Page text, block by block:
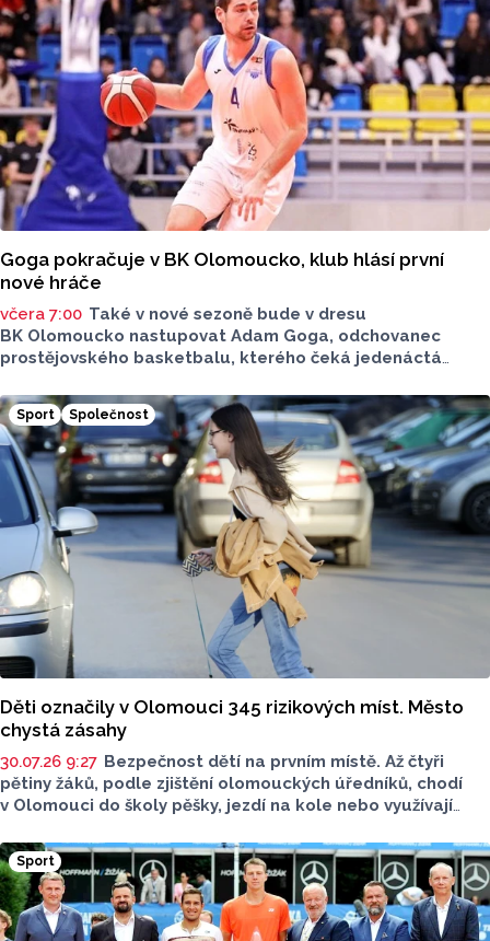
Goga pokračuje v BK Olomoucko, klub hlásí první
nové hráče
včera 7:00 Také v nové sezoně bude v dresu
BK Olomoucko nastupovat Adam Goga, odchovanec
prostějovského basketbalu, kterého čeká jedenáctá
a velice dobrý obránce s vůdčími schopnosti podepsal
s vedením klubu nový kontrakt. Klub také oznámil první
nová jména pro kádr do nového soutěžního ročníku Maxa
NBL.
Sport Společnost
Děti označily v Olomouci 345 rizikových míst. Město
chystá zásahy
30.07.26 9:27 Bezpečnost dětí na prvním místě. Až čtyři
pětiny žáků, podle zjištění olomouckých úředníků, chodí
v Olomouci do školy pěšky, jezdí na kole nebo využívají
Bezpečná cesta do školy jsou nyní veřejně dostupné,
město je představilo v nových Olomouckých listech.
Sport